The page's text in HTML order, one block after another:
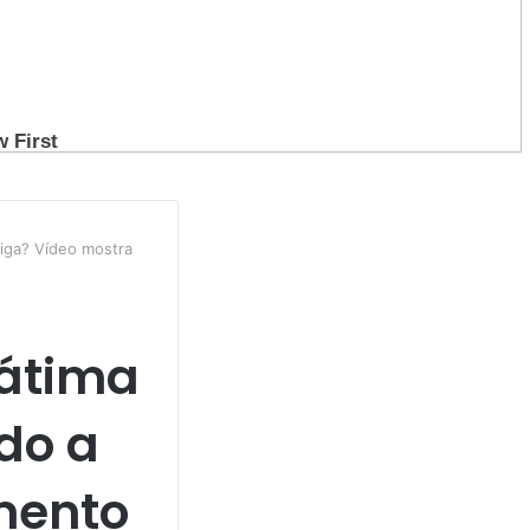
Vídeo mostra
a